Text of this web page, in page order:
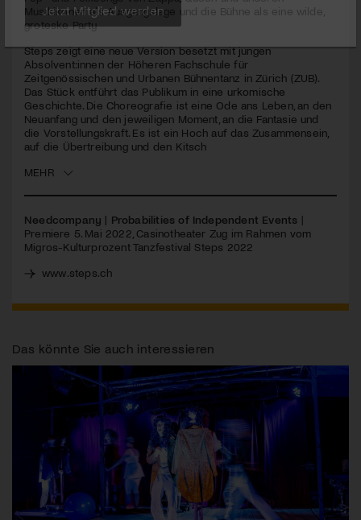
Musikikonen als Ausgangslage und die Bühne als eine wilde,
groteske Party
Steps zeigt eine neue Version besetzt mit jungen
Absolvent:innen der Höheren Fachschule für
Zeitgenössischen und Urbanen Bühnentanz in Zürich (ZUB).
Das Stück entführt das Publikum in eine urkomische
Geschichte. Die Choreografie ist eine Ode ans Leben, an den
Neuanfang und den jeweiligen Moment, an die Fantasie und
die Vorstellungskraft. Es ist ein Hoch auf das Zusammensein,
auf die Übertreibung und den Kitsch
MEHR
Needcompany | Probabilities of Independent Events |
Premiere 5. Mai 2022, Casinotheater Zug im Rahmen vom
Migros-Kulturprozent Tanzfestival Steps 2022
www.steps.ch
Das könnte Sie auch interessieren